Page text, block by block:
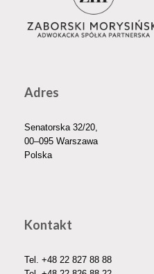
Adres
Senatorska 32/20,
00–095 Warszawa
Polska
Kontakt
Tel. +48 22 827 88 88